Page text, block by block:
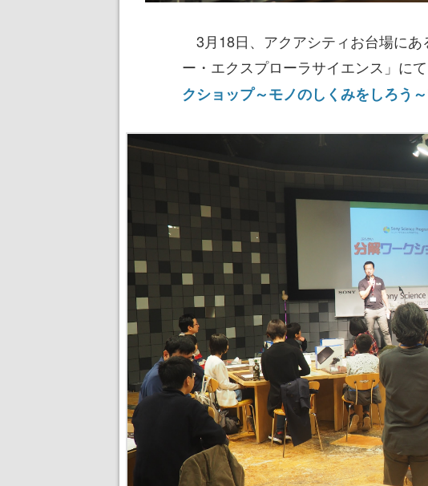
3月18日、アクアシティお台場に
ー・エクスプローラサイエンス」にて
クショップ～モノのしくみをしろう